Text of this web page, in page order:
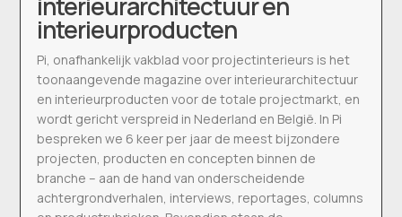
interieurproducten
Pi, onafhankelijk vakblad voor projectinterieurs is het
toonaangevende magazine over interieurarchitectuur
en interieurproducten voor de totale projectmarkt, en
wordt gericht verspreid in Nederland en België. In Pi
bespreken we 6 keer per jaar de meest bijzondere
projecten, producten en concepten binnen de
branche – aan de hand van onderscheidende
achtergrondverhalen, interviews, reportages, columns